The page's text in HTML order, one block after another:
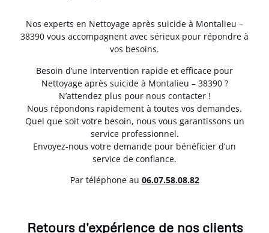
Nos experts en Nettoyage après suicide à Montalieu –
38390 vous accompagnent avec sérieux pour répondre à
vos besoins.
Besoin d’une intervention rapide et efficace pour
Nettoyage après suicide à Montalieu – 38390 ?
N’attendez plus pour nous contacter !
Nous répondons rapidement à toutes vos demandes.
Quel que soit votre besoin, nous vous garantissons un
service professionnel.
Envoyez-nous votre demande pour bénéficier d’un
service de confiance.
Par téléphone au 06.07.58.08.82
Retours d'expérience de nos clients